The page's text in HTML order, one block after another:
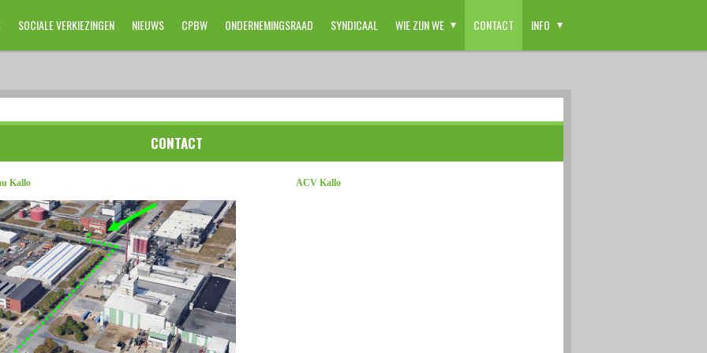
SOCIALE VERKIEZINGEN NIEUWS CPBW ONDERNEMINGSRAAD SYNDICAAL WIE ZIJN WE CONTACT INFO
CONTACT
Kallo ACV Kallo